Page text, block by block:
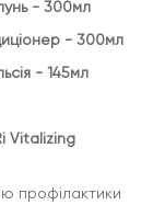
волосся.
Можна
- 300мл
- 300мл
- 145мл
Vitalizing
профілактики